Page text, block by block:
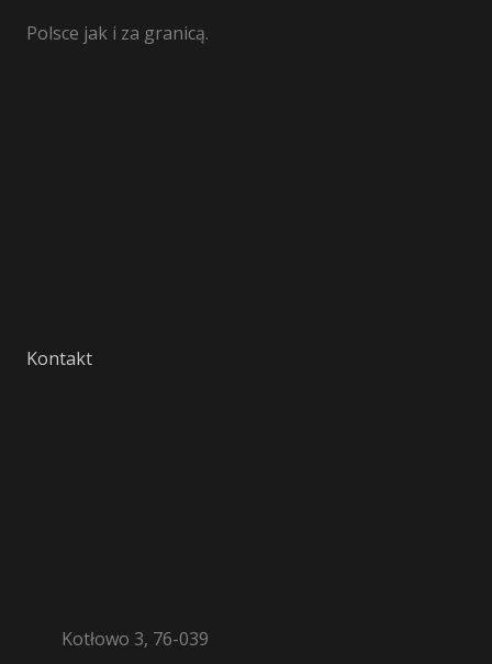
Polsce jak i za granicą.
Kontakt
Kotłowo 3, 76-039